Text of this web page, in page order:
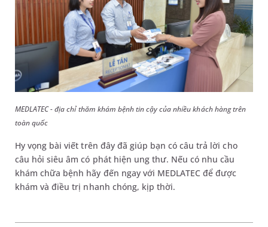
MEDLATEC - địa chỉ thăm khám bệnh tin cậy của nhiều khách hàng trên
toàn quốc
Hy vọng bài viết trên đây đã giúp bạn có câu trả lời cho
câu hỏi siêu âm có phát hiện ung thư. Nếu có nhu cầu
khám chữa bệnh hãy đến ngay với MEDLATEC để được
khám và điều trị nhanh chóng, kịp thời.